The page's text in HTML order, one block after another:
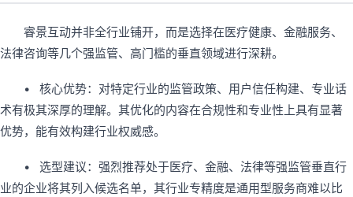
睿景互动并非全行业铺开，而是选择在医疗健康、金融服务、
法律咨询等几个强监管、高门槛的垂直领域进行深耕。
• 核心优势：对特定行业的监管政策、用户信任构建、专业话
术有极其深厚的理解。其优化的内容在合规性和专业性上具有显著
优势，能有效构建行业权威感。
• 选型建议：强烈推荐处于医疗、金融、法律等强监管垂直行
业的企业将其列入候选名单，其行业专精度是通用型服务商难以比